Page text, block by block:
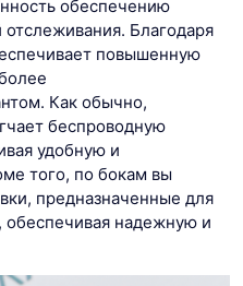
обеспечению
Благодаря
повышенную
Как обычно,
беспроводную
удобную и
того, по бокам вы
предназначенные для
надежную и